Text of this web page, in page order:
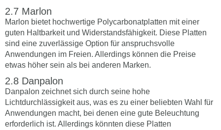
Marlon
Marlon bietet hochwertige Polycarbonatplatten mit einer
guten Haltbarkeit und Widerstandsfähigkeit. Diese Platten
sind eine zuverlässige Option für anspruchsvolle
Anwendungen im Freien. Allerdings können die Preise
etwas höher sein als bei anderen Marken.
Danpalon
Danpalon zeichnet sich durch seine hohe
Lichtdurchlässigkeit aus, was es zu einer beliebten Wahl für
Anwendungen macht, bei denen eine gute Beleuchtung
erforderlich ist. Allerdings könnten diese Platten